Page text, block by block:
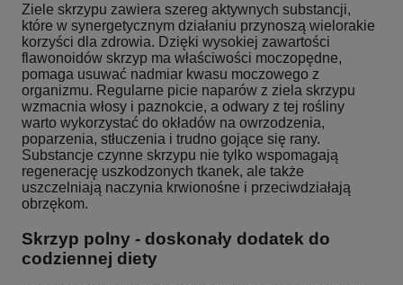
Ziele skrzypu zawiera szereg aktywnych substancji,
które w synergetycznym działaniu przynoszą wielorakie
korzyści dla zdrowia. Dzięki wysokiej zawartości
flawonoidów skrzyp ma właściwości moczopędne,
pomaga usuwać nadmiar kwasu moczowego z
organizmu. Regularne picie naparów z ziela skrzypu
wzmacnia włosy i paznokcie, a odwary z tej rośliny
warto wykorzystać do okładów na owrzodzenia,
poparzenia, stłuczenia i trudno gojące się rany.
Substancje czynne skrzypu nie tylko wspomagają
regenerację uszkodzonych tkanek, ale także
uszczelniają naczynia krwionośne i przeciwdziałają
obrzękom.
Skrzyp polny - doskonały dodatek do
codziennej diety